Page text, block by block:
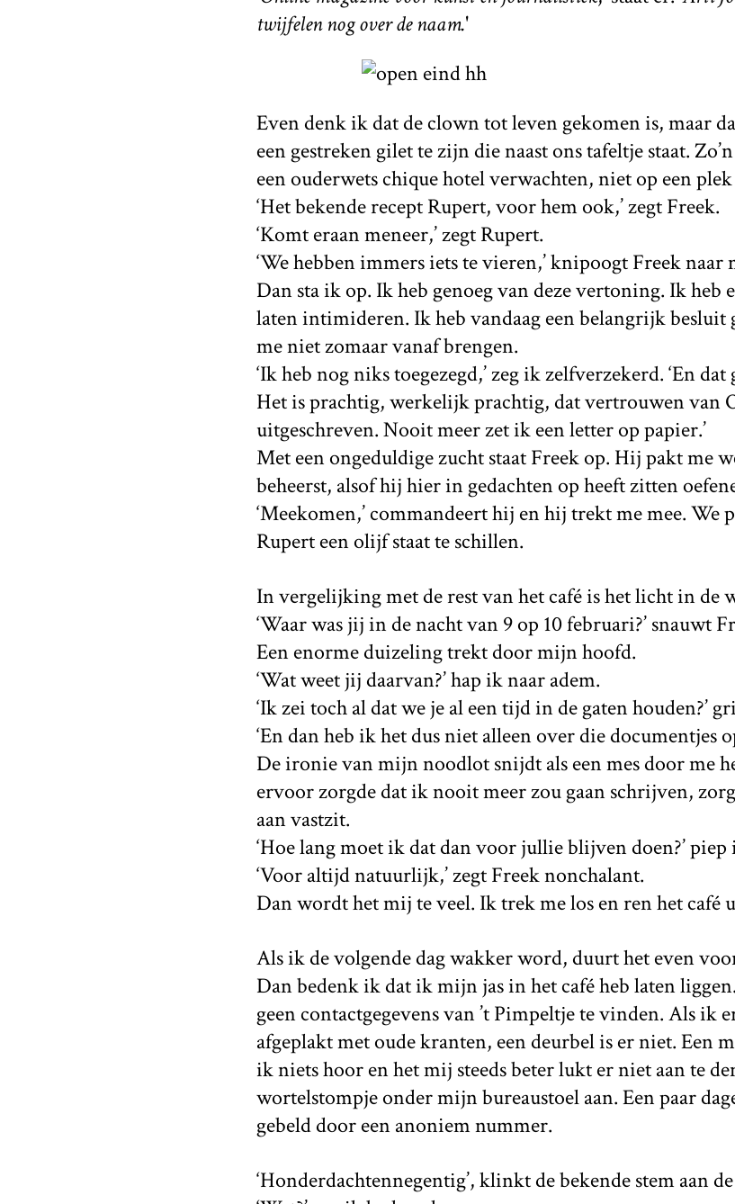
twijfelen nog over de naam.'
Even denk ik dat de clown tot leven gekomen is, maar
een gestreken gilet te zijn die naast ons tafeltje staat.
een ouderwets chique hotel verwachten, niet op een plek
‘Het bekende recept Rupert, voor hem ook,’ zegt Freek.
‘Komt eraan meneer,’ zegt Rupert.
‘We hebben immers iets te vieren,’ knipoogt Freek naar
Dan sta ik op. Ik heb genoeg van deze vertoning. Ik heb
laten intimideren. Ik heb vandaag een belangrijk besluit
me niet zomaar vanaf brengen.
‘Ik heb nog niks toegezegd,’ zeg ik zelfverzekerd. ‘En
Het is prachtig, werkelijk prachtig, dat vertrouwen van
uitgeschreven. Nooit meer zet ik een letter op papier.’
Met een ongeduldige zucht staat Freek op. Hij pakt me
beheerst, alsof hij hier in gedachten op heeft zitten
‘Meekomen,’ commandeert hij en hij trekt me mee. We
Rupert een olijf staat te schillen.
In vergelijking met de rest van het café is het licht in de
‘Waar was jij in de nacht van 9 op 10 februari?’ snauwt
Een enorme duizeling trekt door mijn hoofd.
‘Wat weet jij daarvan?’ hap ik naar adem.
‘Ik zei toch al dat we je al een tijd in de gaten houden?’
‘En dan heb ik het dus niet alleen over die documentjes
De ironie van mijn noodlot snijdt als een mes door me
ervoor zorgde dat ik nooit meer zou gaan schrijven,
aan vastzit.
‘Hoe lang moet ik dat dan voor jullie blijven doen?’ piep
‘Voor altijd natuurlijk,’ zegt Freek nonchalant.
Dan wordt het mij te veel. Ik trek me los en ren het café
Als ik de volgende dag wakker word, duurt het even
Dan bedenk ik dat ik mijn jas in het café heb laten
geen contactgegevens van ’t Pimpeltje te vinden. Als ik
afgeplakt met oude kranten, een deurbel is er niet. Een
ik niets hoor en het mij steeds beter lukt er niet aan te
wortelstompje onder mijn bureaustoel aan. Een paar
gebeld door een anoniem nummer.
‘Honderdachtennegentig’, klinkt de bekende stem aan